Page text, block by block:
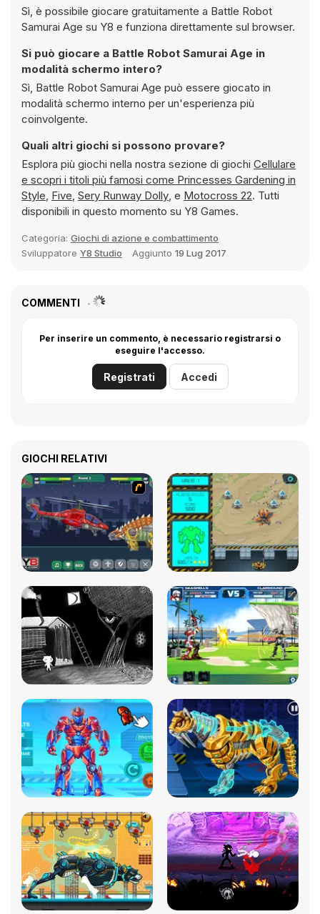
Sì, è possibile giocare gratuitamente a Battle Robot
Samurai Age su Y8 e funziona direttamente sul browser.
Si può giocare a Battle Robot Samurai Age in
modalità schermo intero?
Sì, Battle Robot Samurai Age può essere giocato in
modalità schermo interno per un'esperienza più
coinvolgente.
Quali altri giochi si possono provare?
Esplora più giochi nella nostra sezione di giochi Cellulare
e scopri i titoli più famosi come Princesses Gardening in
Style, Five, Sery Runway Dolly, e Motocross 22. Tutti
disponibili in questo momento su Y8 Games.
Categoria: Giochi di azione e combattimento
Sviluppatore Y8 Studio Aggiunto 19 Lug 2017
COMMENTI
Per inserire un commento, è necessario registrarsi o
eseguire l'accesso.
Registrati Accedi
GIOCHI RELATIVI